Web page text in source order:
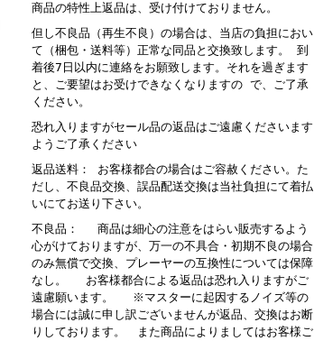
商品の特性上返品は、受け付けておりません。
但し不良品（再生不良）の場合は、当店の負担におい
て（梱包・送料等）正常な同品と交換致します。 到
着後7日以内に連絡をお願致します。それを過ぎます
と、ご要望はお受けできなくなりますの で、ご了承
ください。
恐れ入りますがセール品の返品はご遠慮くださいます
ようご了承ください
返品送料： お客様都合の場合はご容赦ください。た
だし、不良品交換、誤品配送交換は当社負担にて着払
いにてお送り下さい。
不良品： 商品は細心の注意をはらい販売するよう
心がけておりますが、万一の不具合・初期不良の場合
のみ無償で交換、プレーヤーの互換性については保障
なし。 お客様都合による返品は恐れ入りますがご
遠慮願います。 ※マスターに起因するノイズ等の
場合には誠に申し訳ございませんが返品、交換はお断
りしております。 また商品によりましてはお客様ご